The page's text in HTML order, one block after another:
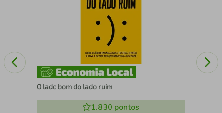
O lado bom do lado ruim
1.830 pontos